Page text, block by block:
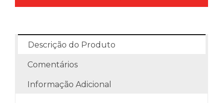
Descrição do Produto
Comentários
Informação Adicional